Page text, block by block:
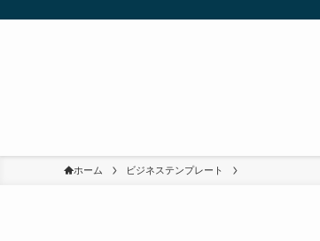
ホーム ビジネステンプレート